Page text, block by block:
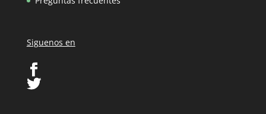
Siguenos en